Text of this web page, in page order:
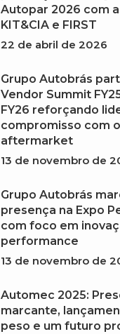
Autopar 2026 com
KIT&CIA e FIRST
22 de abril de 2026
Grupo Autobrás
Vendor Summit
FY26 reforçando
compromisso com o
aftermarket
13 de novembro de
Grupo Autobrás
presença na Expo
com foco em
performance
13 de novembro de
Automec 2025:
marcante,
peso e um futuro